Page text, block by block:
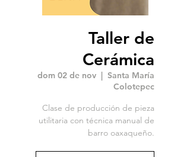
Taller de
Cerámica
dom 02 de nov
  |
Santa María
Colotepec
Clase de producción de pieza
utilitaria con técnica manual de
barro oaxaqueño.